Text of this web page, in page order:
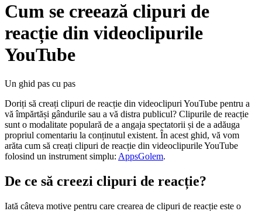
Cum se creează clipuri de
reacție din videoclipurile
YouTube
Un ghid pas cu pas
Doriți să creați clipuri de reacție din videoclipuri YouTube pentru a
vă împărtăși gândurile sau a vă distra publicul? Clipurile de reacție
sunt o modalitate populară de a angaja spectatorii și de a adăuga
propriul comentariu la conținutul existent. În acest ghid, vă vom
arăta cum să creați clipuri de reacție din videoclipurile YouTube
folosind un instrument simplu: AppsGolem.
De ce să creezi clipuri de reacție?
Iată câteva motive pentru care crearea de clipuri de reacție este o